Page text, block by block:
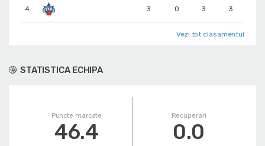
4. 3 0 3 3
Vezi tot clasamentul
STATISTICA ECHIPA
Puncte marcate
46.4
Recuperari
0.0